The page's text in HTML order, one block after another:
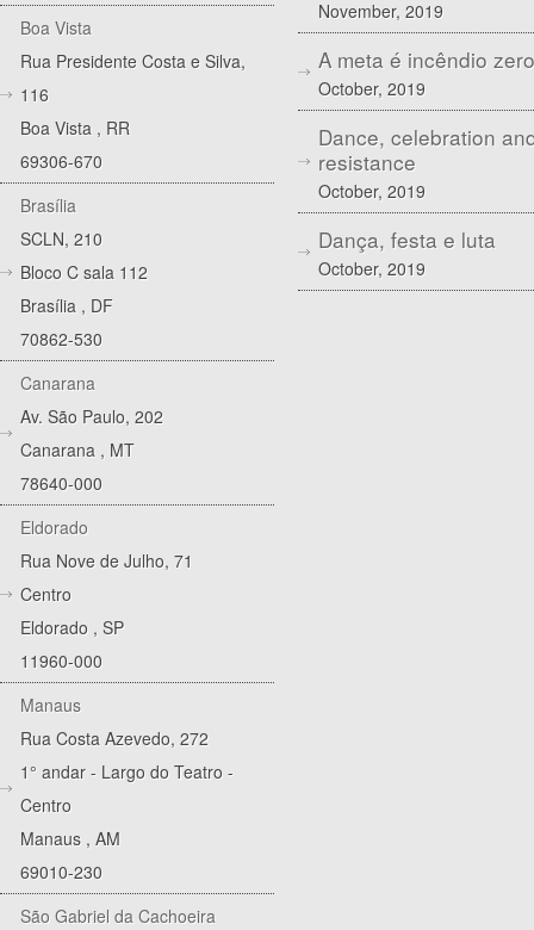
Boa Vista
Rua Presidente Costa e Silva,
116
Boa Vista , RR
69306-670
Brasília
SCLN, 210
Bloco C sala 112
Brasília , DF
70862-530
Canarana
Av. São Paulo, 202
Canarana , MT
78640-000
Eldorado
Rua Nove de Julho, 71
Centro
Eldorado , SP
11960-000
Manaus
Rua Costa Azevedo, 272
1° andar - Largo do Teatro -
Centro
Manaus , AM
69010-230
São Gabriel da Cachoeira
November, 2019
A meta é incêndio zero
October, 2019
Dance, celebration
resistance
October, 2019
Dança, festa e luta
October, 2019